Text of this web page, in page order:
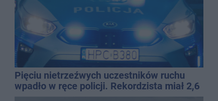
Pięciu nietrzeźwych uczestników ruchu
wpadło w ręce policji. Rekordzista miał 2,6